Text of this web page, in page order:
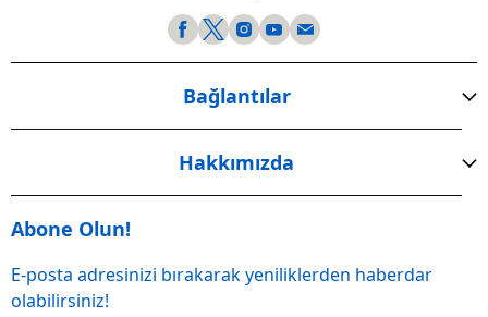
Bağlantılar
Hakkımızda
Abone Olun!
E-posta adresinizi bırakarak yeniliklerden haberdar
olabilirsiniz!